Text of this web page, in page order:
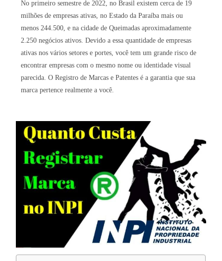
No primeiro semestre de 2022, no Brasil existem cerca de 19
milhões de empresas ativas, no Estado da Paraíba mais ou
menos 244.500, e na cidade de Queimadas aproximadamente
2.250 negócios ativos. Devido a essa quantidade de empresas
ativas nos vários setores e portes, você tem um grande risco de
encontrar empresas com o mesmo nome ou identidade visual
parecida. O Registro de Marcas e Patentes é a garantia que sua
marca pertence realmente a você.